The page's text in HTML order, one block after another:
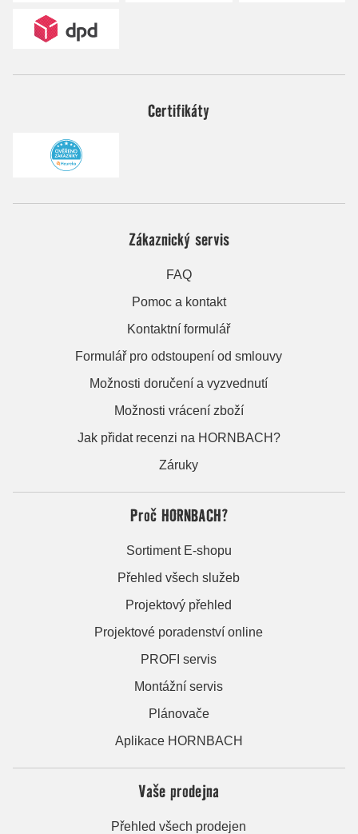
Certifikáty
Zákaznický servis
FAQ
Pomoc a kontakt
Kontaktní formulář
Formulář pro odstoupení od smlouvy
Možnosti doručení a vyzvednutí
Možnosti vrácení zboží
Jak přidat recenzi na HORNBACH?
Záruky
Proč HORNBACH?
Sortiment E-shopu
Přehled všech služeb
Projektový přehled
Projektové poradenství online
PROFI servis
Montážní servis
Plánovače
Aplikace HORNBACH
Vaše prodejna
Přehled všech prodejen